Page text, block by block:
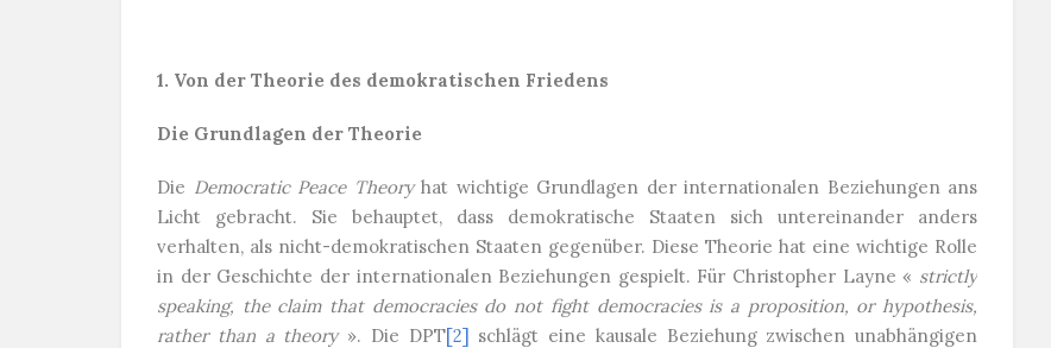
1. Von der Theorie des demokratischen Friedens
Die Grundlagen der Theorie
Die Democratic Peace Theory hat wichtige Grundlagen der internationalen Beziehungen ans
Licht gebracht. Sie behauptet, dass demokratische Staaten sich untereinander anders
verhalten, als nicht-demokratischen Staaten gegenüber. Diese Theorie hat eine wichtige Rolle
in der Geschichte der internationalen Beziehungen gespielt. Für Christopher Layne « strictly
speaking, the claim that democracies do not fight democracies is a proposition, or hypothesis,
rather than a theory ». Die DPT[2] schlägt eine kausale Beziehung zwischen unabhängigen